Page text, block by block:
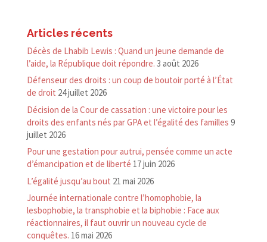
Articles récents
Décès de Lhabib Lewis : Quand un jeune demande de
l’aide, la République doit répondre. 3 août 2026
Défenseur des droits : un coup de boutoir porté à l’État
de droit 24 juillet 2026
Décision de la Cour de cassation : une victoire pour les
droits des enfants nés par GPA et l’égalité des familles 9
juillet 2026
Pour une gestation pour autrui, pensée comme un acte
d’émancipation et de liberté 17 juin 2026
L’égalité jusqu’au bout 21 mai 2026
Journée internationale contre l’homophobie, la
lesbophobie, la transphobie et la biphobie : Face aux
réactionnaires, il faut ouvrir un nouveau cycle de
conquêtes. 16 mai 2026